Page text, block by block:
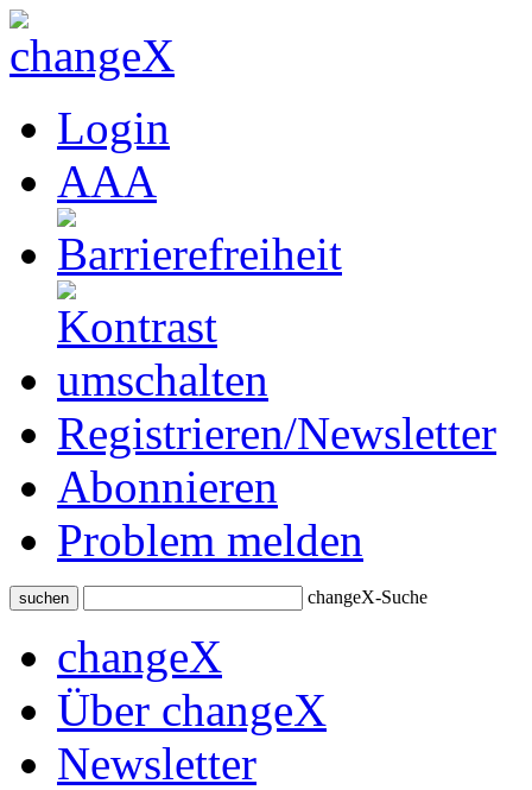
Login
AAA
Registrieren/Newsletter
Abonnieren
Problem melden
suchen changeX-Suche
changeX
Über changeX
Newsletter